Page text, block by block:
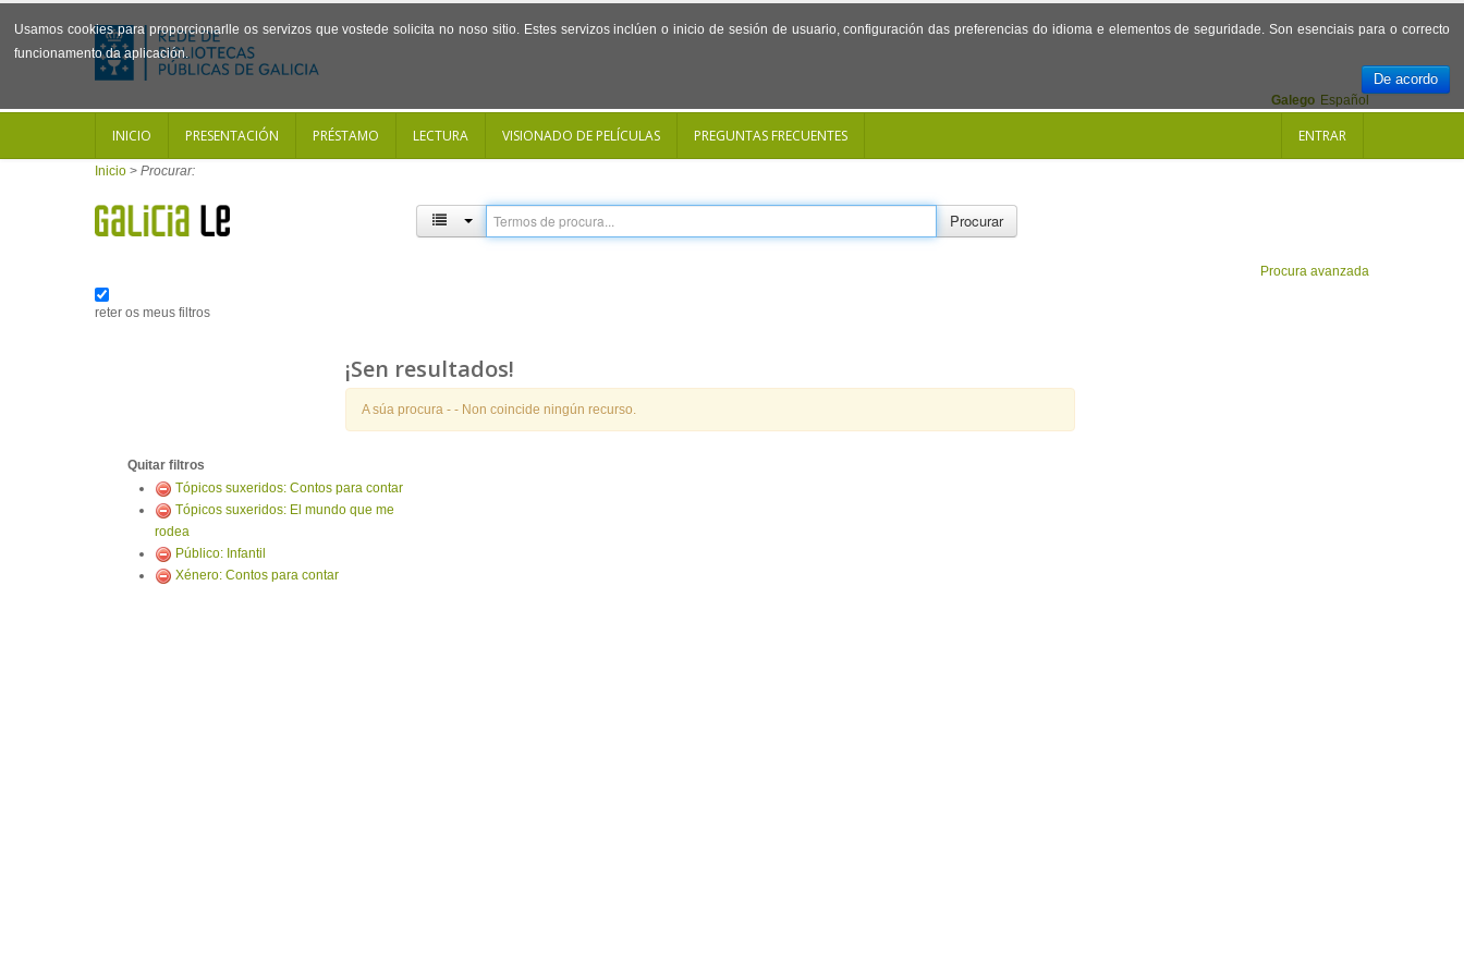
Usamos cookies para proporcionarlle os servizos que vostede solicita no noso sitio. Estes servizos inclúen o inicio de sesión de usuario, configuración das preferencias do idioma e elementos de seguridade. Son esenciais para o correcto
funcionamento da aplicación.
De acordo
Español
Galego
INICIO PRESENTACIÓN PRÉSTAMO LECTURA VISIONADO DE PELÍCULAS PREGUNTAS FRECUENTES ENTRAR
Inicio > Procurar:
Procurar
Procura avanzada
reter os meus filtros
¡Sen resultados!
A súa procura - - Non coincide ningún recurso.
Quitar filtros
Tópicos suxeridos: Contos para contar
Tópicos suxeridos: El mundo que me
rodea
Público: Infantil
Xénero: Contos para contar